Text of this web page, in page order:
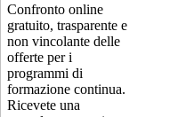
Confronto online
gratuito, trasparente e
non vincolante delle
offerte per i
programmi di
formazione continua.
Ricevete una